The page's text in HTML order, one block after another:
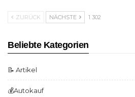
ZURÜCK NÄCHSTE 1 302
Beliebte Kategorien
📝 Artikel
💰Autokauf